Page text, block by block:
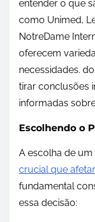
entender o que
como Unimed,
NotreDame
oferecem
necessidades.
tirar conclusões
informadas
Escolhendo o
A escolha de um
crucial que
fundamental
essa decisão: